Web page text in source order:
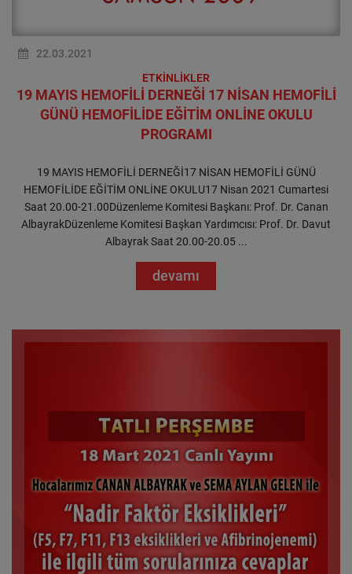
22.03.2021
ETKİNLİKLER
19 MAYIS HEMOFİLİ DERNEĞİ 17 NİSAN HEMOFİLİ
GÜNÜ HEMOFİLİDE EĞİTİM ONLİNE OKULU
PROGRAMI
19 MAYIS HEMOFİLİ DERNEĞİ17 NİSAN HEMOFİLİ GÜNÜ
HEMOFİLİDE EĞİTİM ONLİNE OKULU17 Nisan 2021 Cumartesi
Saat 20.00-21.00Düzenleme Komitesi Başkanı: Prof. Dr. Canan
AlbayrakDüzenleme Komitesi Başkan Yardımcısı: Prof. Dr. Davut
Albayrak Saat 20.00-20.05 ...
devamı